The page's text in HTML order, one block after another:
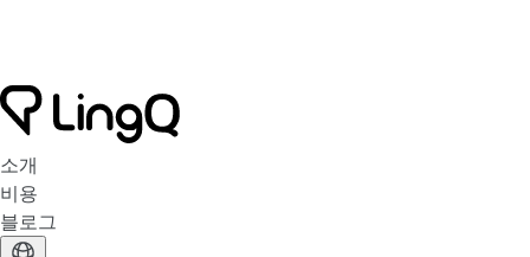
소개
비용
블로그